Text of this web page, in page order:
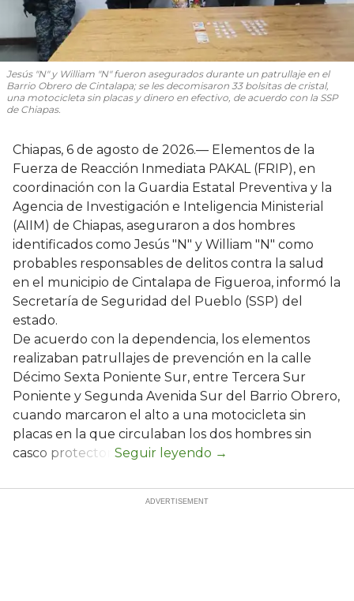
Jesús "N" y William "N" fueron asegurados durante un patrullaje en el
Barrio Obrero de Cintalapa; se les decomisaron 33 bolsitas de cristal,
una motocicleta sin placas y dinero en efectivo, de acuerdo con la SSP
de Chiapas.
Chiapas, 6 de agosto de 2026.— Elementos de la
Fuerza de Reacción Inmediata PAKAL (FRIP), en
coordinación con la Guardia Estatal Preventiva y la
Agencia de Investigación e Inteligencia Ministerial
(AIIM) de Chiapas, aseguraron a dos hombres
identificados como Jesús "N" y William "N" como
probables responsables de delitos contra la salud
en el municipio de Cintalapa de Figueroa, informó la
Secretaría de Seguridad del Pueblo (SSP) del
estado.
De acuerdo con la dependencia, los elementos
realizaban patrullajes de prevención en la calle
Décimo Sexta Poniente Sur, entre Tercera Sur
Poniente y Segunda Avenida Sur del Barrio Obrero,
cuando marcaron el alto a una motocicleta sin
placas en la que circulaban los dos hombres sin
casco protector.